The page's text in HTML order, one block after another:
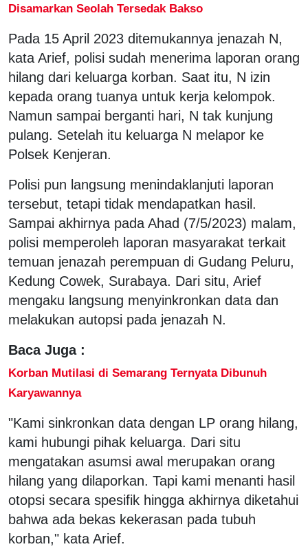
Disamarkan Seolah Tersedak Bakso
Pada 15 April 2023 ditemukannya jenazah N,
kata Arief, polisi sudah menerima laporan orang
hilang dari keluarga korban. Saat itu, N izin
kepada orang tuanya untuk kerja kelompok.
Namun sampai berganti hari, N tak kunjung
pulang. Setelah itu keluarga N melapor ke
Polsek Kenjeran.
Polisi pun langsung menindaklanjuti laporan
tersebut, tetapi tidak mendapatkan hasil.
Sampai akhirnya pada Ahad (7/5/2023) malam,
polisi memperoleh laporan masyarakat terkait
temuan jenazah perempuan di Gudang Peluru,
Kedung Cowek, Surabaya. Dari situ, Arief
mengaku langsung menyinkronkan data dan
melakukan autopsi pada jenazah N.
Baca Juga :
Korban Mutilasi di Semarang Ternyata Dibunuh
Karyawannya
"Kami sinkronkan data dengan LP orang hilang,
kami hubungi pihak keluarga. Dari situ
mengatakan asumsi awal merupakan orang
hilang yang dilaporkan. Tapi kami menanti hasil
otopsi secara spesifik hingga akhirnya diketahui
bahwa ada bekas kekerasan pada tubuh
korban," kata Arief.